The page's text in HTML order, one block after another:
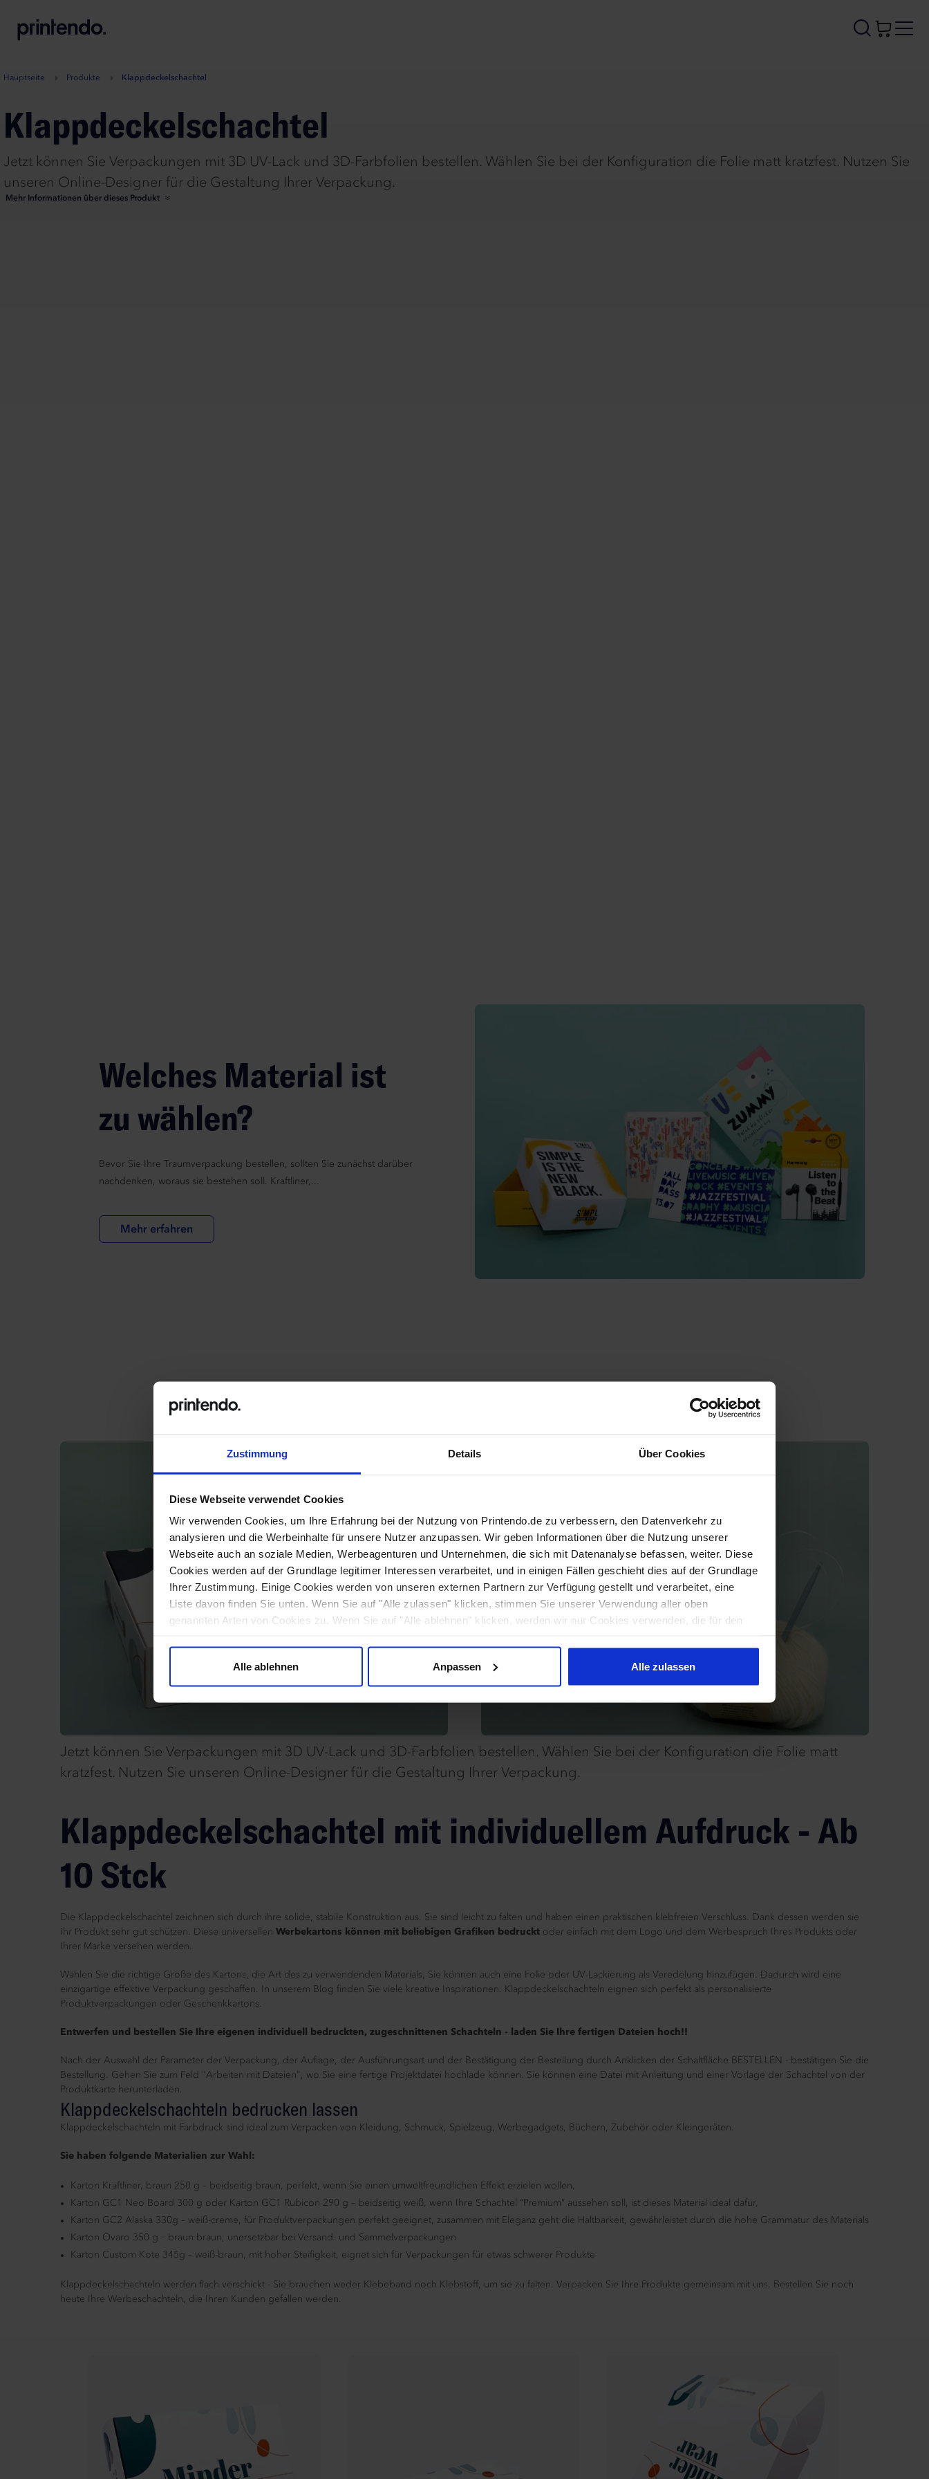
Zustimmung Details Über Cookies
Diese Webseite verwendet Cookies
Wir verwenden Cookies, um Ihre Erfahrung bei der Nutzung von Printendo.de zu verbessern, den Datenverkehr zu
analysieren und die Werbeinhalte für unsere Nutzer anzupassen. Wir geben Informationen über die Nutzung unserer
Webseite auch an soziale Medien, Werbeagenturen und Unternehmen, die sich mit Datenanalyse befassen, weiter. Diese
Cookies werden auf der Grundlage legitimer Interessen verarbeitet, und in einigen Fällen geschieht dies auf der Grundlage
Ihrer Zustimmung. Einige Cookies werden von unseren externen Partnern zur Verfügung gestellt und verarbeitet, eine
Liste davon finden Sie unten. Wenn Sie auf "Alle zulassen" klicken, stimmen Sie unserer Verwendung aller oben
genannten Arten von Cookies zu. Wenn Sie auf "Alle ablehnen" klicken, werden wir nur Cookies verwenden, die für den
Alle ablehnen
Anpassen Alle zulassen
A
Hauptseite Produkte Klappdeckelschachtel
Klappdeckelschachtel
Jetzt können Sie Verpackungen mit 3D UV-Lack und 3D-Farbfolien bestellen. Wählen Sie bei der Konfiguration die Folie matt kratzfest. Nutzen Sie
unseren Online-Designer für die Gestaltung Ihrer Verpackung.
Mehr Informationen über dieses Produkt
Welches Material ist
zu wählen?
Bevor Sie Ihre Traumverpackung bestellen, sollten Sie zunächst darüber
nachdenken, woraus sie bestehen soll. Kraftliner,...
Mehr erfahren
Jetzt können Sie Verpackungen mit 3D UV-Lack und 3D-Farbfolien bestellen. Wählen Sie bei der Konfiguration die Folie matt
kratzfest. Nutzen Sie unseren Online-Designer für die Gestaltung Ihrer Verpackung.
Klappdeckelschachtel mit individuellem Aufdruck - Ab
10 Stck
Die Klappdeckelschachtel zeichnen sich durch ihre solide, stabile Konstruktion aus. Sie sind leicht zu falten und haben einen praktischen klebfreien Verschluss. Dank dessen werden sie
Ihr Produkt sehr gut schützen. Diese universellen Werbekartons können mit beliebigen Grafiken bedruckt oder einfach mit dem Logo und dem Werbespruch Ihres Produkts oder
Ihrer Marke versehen werden.
Wählen Sie die richtige Größe des Kartons, die Art des zu verwendenden Materials, Sie können auch eine Folie oder UV-Lackierung als Veredelung hinzufügen. Dadurch wird eine
einzigartige effektive Verpackung geschaffen. In unserem Blog finden Sie viele kreative Inspirationen. Klappdeckelschachteln eignen sich perfekt als personalisierte
Produktverpackungen oder Geschenkkartons.
Entwerfen und bestellen Sie Ihre eigenen individuell bedruckten, zugeschnittenen Schachteln - laden Sie Ihre fertigen Dateien hoch!!
Nach der Auswahl der Parameter der Verpackung, der Auflage, der Ausführungsart und der Bestätigung der Bestellung durch Anklicken der Schaltfläche BESTELLEN - bestätigen Sie die
Bestellung. Gehen Sie zum Feld "Arbeiten mit Dateien", wo Sie eine fertige Projektdatei hochlade können. Sie können eine Datei mit Anleitung und einer Vorlage der Schachtel von der
Produktkarte herunterladen.
Klappdeckelschachteln bedrucken lassen
Klappdeckelschachteln mit Farbdruck sind ideal zum Verpacken von Kleidung, Schmuck, Spielzeug, Werbegadgets, Büchern, Zubehör oder Kleingeräten.
Sie haben folgende Materialien zur Wahl:
Karton Kraftliner, braun 250 g – beidseitig braun, perfekt, wenn Sie einen umweltfreundlichen Effekt erzielen wollen,
Karton GC1 Neo Board 300 g oder Karton GC1 Rubicon 290 g – beidseitig weiß, wenn Ihre Schachtel “Premium” aussehen soll, ist dieses Material ideal dafür,
Karton GC2 Alaska 330g – weiß-creme, für Produktverpackungen perfekt geeignet, zusammen mit Eleganz geht die Haltbarkeit, gewährleistet durch die hohe Grammatur des Materials
Karton Ovaro 350 g – braun-braun, unersetzbar bei Versand- und Sammelverpackungen
Karton Custom Kote 345g – weiß-braun, mit hoher Steifigkeit, eignet sich für Verpackungen für etwas schwerer Produkte
Klappdeckelschachteln werden flach verschickt - Sie brauchen weder Klebeband noch Klebstoff, um sie zu falten. Verpacken Sie Ihre Produkte gemeinsam mit uns. Bestellen Sie noch
heute Ihre Werbeschachteln, die Ihren Kunden gefallen werden.